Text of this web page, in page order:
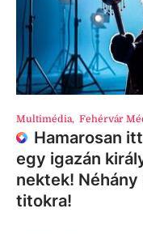
Multimédia, Fehérvár
Hamarosan
egy igazán
nektek!
titokra!